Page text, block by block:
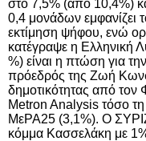
στο 7,5% (από 10,4%)
0,4 μονάδων εμφανίζει
εκτίμηση ψήφου, ενώ
κατέγραψε η Ελληνική
%) είναι η πτώση για
πρόεδρός της Ζωή
δημοτικότητας από τον
Metron Analysis τόσο
ΜεΡΑ25 (3,1%). Ο
κόμμα Κασσελάκη με